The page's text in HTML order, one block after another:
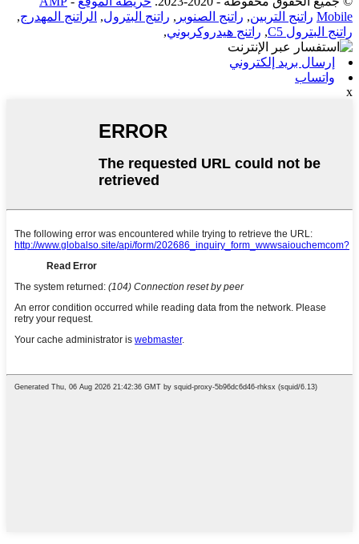
Mobile راتنج التربين, راتنج الصنوبر , راتنج البترول, الراتنج المهدرج,
راتنج البترول C5
, راتنج هيدروكربوني,
إرسال بريد إلكتروني
واتساب
x